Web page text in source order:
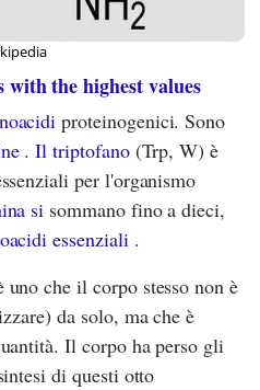
the highest values
proteinogenici. Sono
.Il triptofano(Trp, W) è
per l'organismo
si sommano fino a dieci,
essenziali.
uno che il corpo stesso non è
da solo, ma che è
Il corpo ha perso gli
di questi otto